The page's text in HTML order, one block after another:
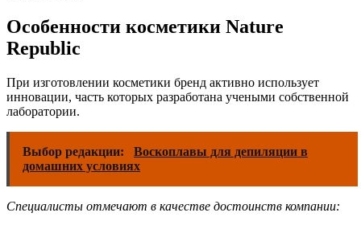
Особенности косметики Nature
Republic
При изготовлении косметики бренд активно использует
инновации, часть которых разработана учеными собственной
лаборатории.
Выбор редакции:
Воскоплавы для депиляции в
домашних условиях
Специалисты отмечают в качестве достоинств компании: